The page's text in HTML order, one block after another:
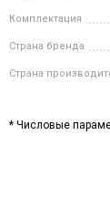
Комплектация
Страна бренда
Страна
* Числовые